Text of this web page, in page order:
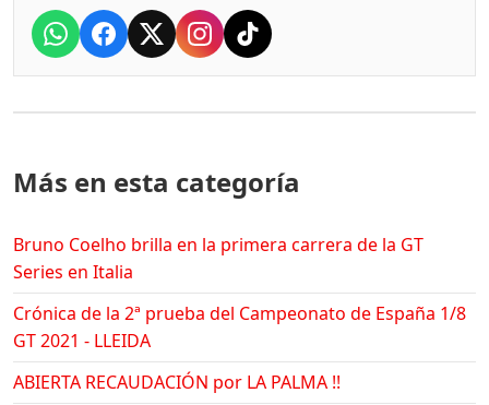
Más en esta categoría
Bruno Coelho brilla en la primera carrera de la GT
Series en Italia
Crónica de la 2ª prueba del Campeonato de España 1/8
GT 2021 - LLEIDA
ABIERTA RECAUDACIÓN por LA PALMA !!